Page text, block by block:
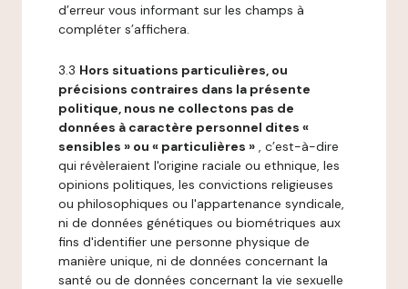
d’erreur vous informant sur les champs à
compléter s’affichera.
3.3 Hors situations particulières, ou
précisions contraires dans la présente
politique, nous ne collectons pas de
données à caractère personnel dites «
sensibles » ou « particulières » , c’est-à-dire
qui révèleraient l'origine raciale ou ethnique, les
opinions politiques, les convictions religieuses
ou philosophiques ou l'appartenance syndicale,
ni de données génétiques ou biométriques aux
fins d'identifier une personne physique de
manière unique, ni de données concernant la
santé ou de données concernant la vie sexuelle